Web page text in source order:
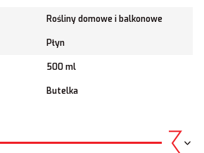
Rośliny domowe i balkonowe
Płyn
500 ml
Butelka